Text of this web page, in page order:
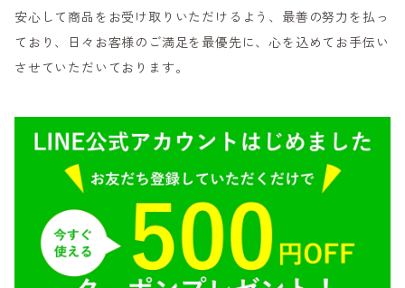
安心して商品をお受け取りいただけるよう、最善の努力を払っ
ており、日々お客様のご満足を最優先に、心を込めてお手伝い
させていただいております。